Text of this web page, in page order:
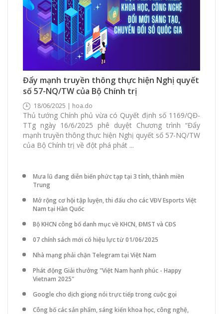
Đẩy mạnh truyền thông thực hiện Nghị quyết
số 57-NQ/TW của Bộ Chính trị
18/06/2025 | hoa.do
Thủ tướng Chính phủ vừa có Quyết định số 1169/QĐ-
TTg ngày 16/6/2025 phê duyệt Chương trình “Đẩy
mạnh truyền thông thực hiện Nghị quyết số 57-NQ/TW
của Bộ Chính trị về đột phá phát ...
Mưa lũ đang diễn biến phức tạp tại 3 tỉnh, thành miền
Trung
Mở rộng cơ hội tập luyện, thi đấu cho các VĐV Esports Việt
Nam tại Hàn Quốc
Bộ KHCN công bố danh mục về KHCN, ĐMST và CĐS
07 chính sách mới có hiệu lực từ 01/06/2025
Nhà mạng phải chặn Telegram tại Việt Nam
Phát động Giải thưởng "Việt Nam hạnh phúc - Happy
Vietnam 2025"
Google cho dịch giọng nói trực tiếp trong cuộc gọi
Công bố các sản phẩm, sáng kiến khoa học, công nghệ,